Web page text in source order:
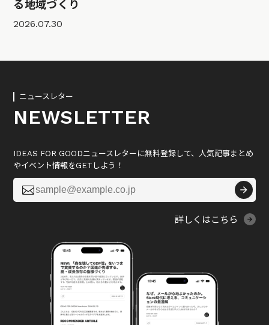
る地域づくり
2026.07.30
ニュースレター
NEWSLETTER
IDEAS FOR GOODニュースレターに無料登録して、人気記事まとめ
やイベント情報をGETしよう！

詳しくはこちら